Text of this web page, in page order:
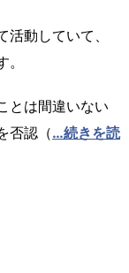
動していて、
とは間違いない
否認（…続きを読